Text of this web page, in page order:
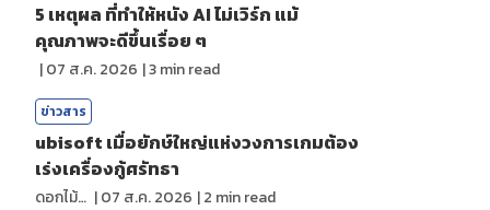
5 เหตุผล ที่ทำให้หนัง AI ไม่เวิร์ก แม้
คุณภาพจะดีขึ้นเรื่อย ๆ
|07 ส.ค. 2026 |3min read
ข่าวสาร
ubisoft เมื่อยักษ์ใหญ่แห่งวงการเกมต้อง
เร่งเครื่องกู้ศรัทธา
ดอกไม้กับสายน้ำ |07 ส.ค. 2026 |2 min read